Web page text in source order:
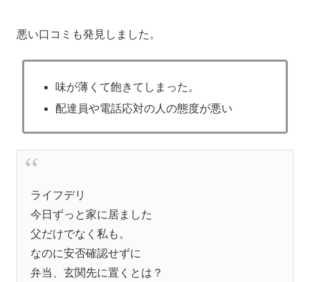
悪い口コミも発見しました。
味が薄くて飽きてしまった。
配達員や電話応対の人の態度が悪い
ライフデリ
今日ずっと家に居ました
父だけでなく私も。
なのに安否確認せずに
弁当、玄関先に置くとは？